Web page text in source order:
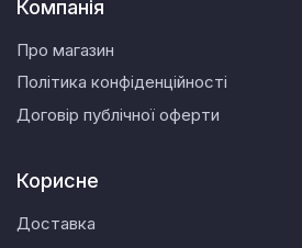
Компанія
Про магазин
Політика конфіденційності
Договір публічної оферти
Корисне
Доставка